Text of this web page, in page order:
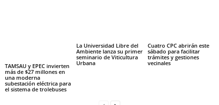
TAMSAU y EPEC invierten
más de $27 millones en
una moderna
subestación eléctrica para
el sistema de trolebuses
La Universidad Libre del
Ambiente lanza su primer
seminario de Viticultura
Urbana
Cuatro CPC abrirán este
sábado para facilitar
trámites y gestiones
vecinales